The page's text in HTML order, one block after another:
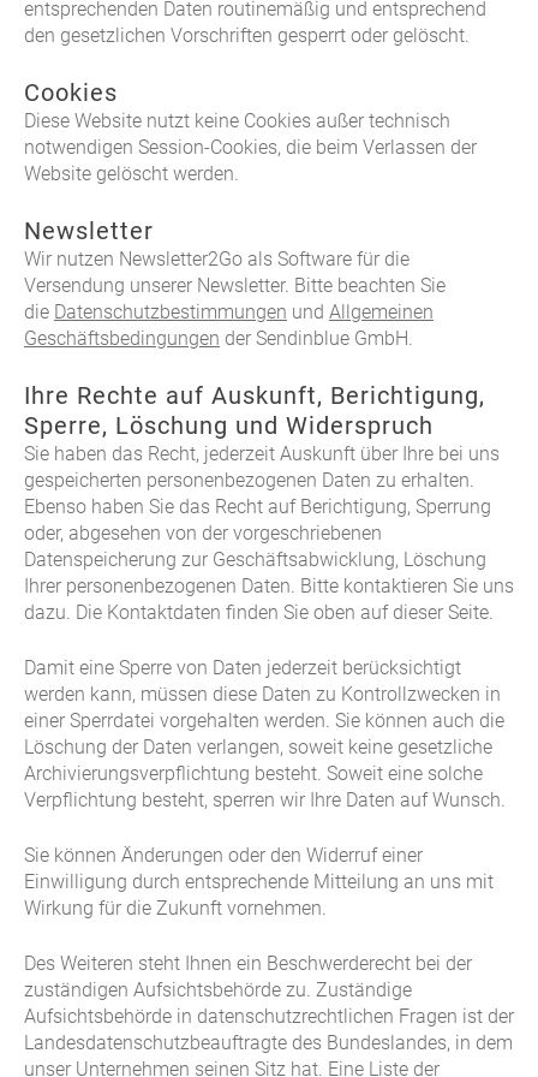
entsprechenden Daten routinemäßig und entsprechend
den gesetzlichen Vorschriften gesperrt oder gelöscht.
Cookies
Diese Website nutzt keine Cookies außer technisch
notwendigen Session-Cookies, die beim Verlassen der
Website gelöscht werden.
Newsletter
Wir nutzen Newsletter2Go als Software für die
Versendung unserer Newsletter. Bitte beachten Sie
die Datenschutzbestimmungen und Allgemeinen
Geschäftsbedingungen der Sendinblue GmbH.
Ihre Rechte auf Auskunft, Berichtigung,
Sperre, Löschung und Widerspruch
Sie haben das Recht, jederzeit Auskunft über Ihre bei uns
gespeicherten personenbezogenen Daten zu erhalten.
Ebenso haben Sie das Recht auf Berichtigung, Sperrung
oder, abgesehen von der vorgeschriebenen
Datenspeicherung zur Geschäftsabwicklung, Löschung
Ihrer personenbezogenen Daten. Bitte kontaktieren Sie uns
dazu. Die Kontaktdaten finden Sie oben auf dieser Seite.
Damit eine Sperre von Daten jederzeit berücksichtigt
werden kann, müssen diese Daten zu Kontrollzwecken in
einer Sperrdatei vorgehalten werden. Sie können auch die
Löschung der Daten verlangen, soweit keine gesetzliche
Archivierungsverpflichtung besteht. Soweit eine solche
Verpflichtung besteht, sperren wir Ihre Daten auf Wunsch.
Sie können Änderungen oder den Widerruf einer
Einwilligung durch entsprechende Mitteilung an uns mit
Wirkung für die Zukunft vornehmen.
Des Weiteren steht Ihnen ein Beschwerderecht bei der
zuständigen Aufsichtsbehörde zu. Zuständige
Aufsichtsbehörde in datenschutzrechtlichen Fragen ist der
Landesdatenschutzbeauftragte des Bundeslandes, in dem
unser Unternehmen seinen Sitz hat. Eine Liste der